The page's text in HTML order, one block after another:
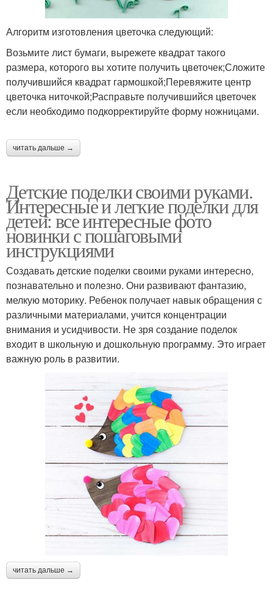
Алгоритм изготовления цветочка следующий:
Возьмите лист бумаги, вырежете квадрат такого
размера, которого вы хотите получить цветочек;Сложите
получившийся квадрат гармошкой;Перевяжите центр
цветочка ниточкой;Расправьте получившийся цветочек
если необходимо подкорректируйте форму ножницами.
читать дальше →
Детские поделки своими руками.
Интересные и легкие поделки для
детей: все интересные фото
новинки с пошаговыми
инструкциями
Создавать детские поделки своими руками интересно,
познавательно и полезно. Они развивают фантазию,
мелкую моторику. Ребенок получает навык обращения с
различными материалами, учится концентрации
внимания и усидчивости. Не зря создание поделок
входит в школьную и дошкольную программу. Это играет
важную роль в развитии.
читать дальше →